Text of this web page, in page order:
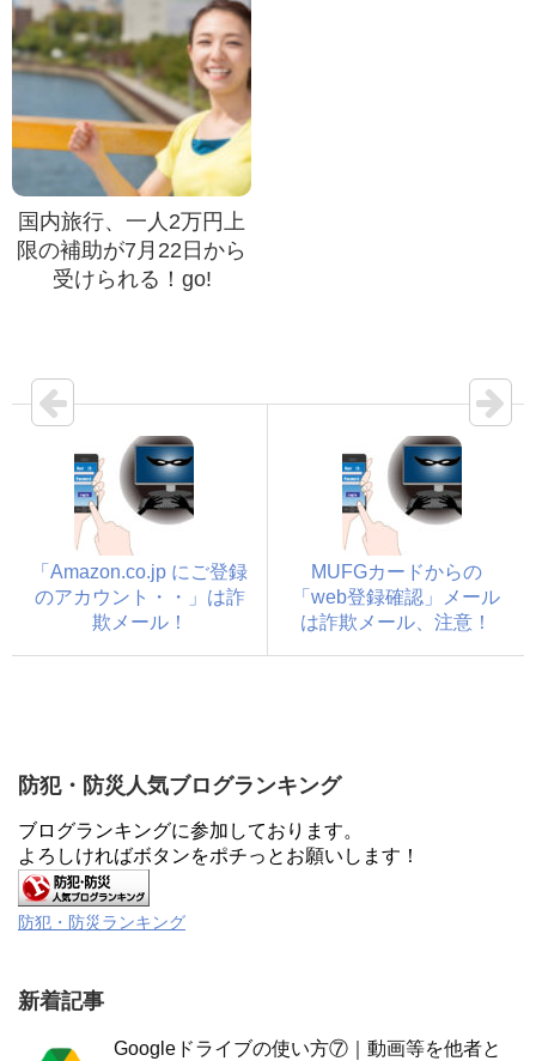
国内旅行、一人2万円上
限の補助が7月22日から
受けられる！go!
「Amazon.co.jp にご登録
のアカウント・・」は詐
欺メール！
MUFGカードからの
「web登録確認」メール
は詐欺メール、注意！
防犯・防災人気ブログランキング
ブログランキングに参加しております。
よろしければボタンをポチっとお願いします！
防犯・防災ランキング
新着記事
Googleドライブの使い方⑦｜動画等を他者と